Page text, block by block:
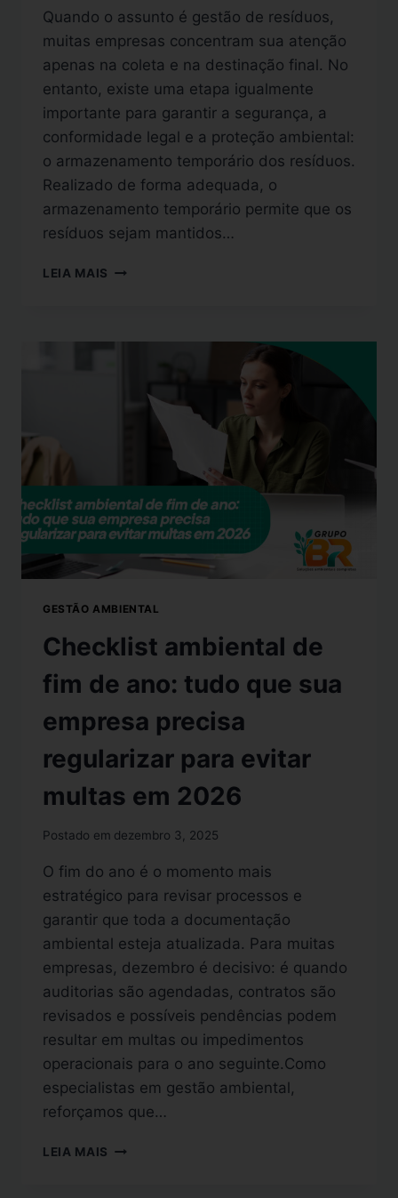
Quando o assunto é gestão de resíduos,
muitas empresas concentram sua atenção
apenas na coleta e na destinação final. No
entanto, existe uma etapa igualmente
importante para garantir a segurança, a
conformidade legal e a proteção ambiental:
o armazenamento temporário dos resíduos.
Realizado de forma adequada, o
armazenamento temporário permite que os
resíduos sejam mantidos…
LEIA MAIS
GESTÃO AMBIENTAL
Checklist ambiental de
fim de ano: tudo que sua
empresa precisa
regularizar para evitar
multas em 2026
Postado em dezembro 3, 2025
O fim do ano é o momento mais
estratégico para revisar processos e
garantir que toda a documentação
ambiental esteja atualizada. Para muitas
empresas, dezembro é decisivo: é quando
auditorias são agendadas, contratos são
revisados e possíveis pendências podem
resultar em multas ou impedimentos
operacionais para o ano seguinte.Como
especialistas em gestão ambiental,
reforçamos que…
LEIA MAIS